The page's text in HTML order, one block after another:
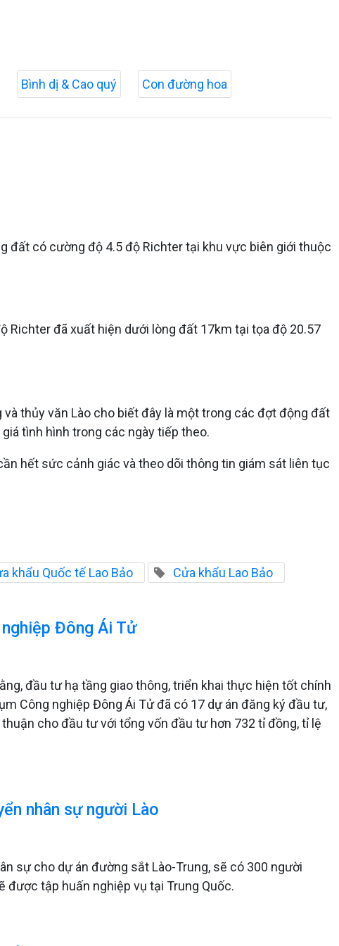
Bình dị & Cao quý Con đường hoa
đất có cường độ 4.5 độ Richter tại khu vực biên giới thuộc
Richter đã xuất hiện dưới lòng đất 17km tại tọa độ 20.57
thủy văn Lào cho biết đây là một trong các đợt động đất
tình hình trong các ngày tiếp theo.
hết sức cảnh giác và theo dõi thông tin giám sát liên tục
khẩu Quốc tế Lao Bảo Cửa khẩu Lao Bảo
Đông Ái Tử
đầu tư hạ tầng giao thông, triển khai thực hiện tốt chính
Công nghiệp Đông Ái Tử đã có 17 dự án đăng ký đầu tư,
cho đầu tư với tổng vốn đầu tư hơn 732 tỉ đồng, tỉ lệ
nhân sự người Lào
sự cho dự án đường sắt Lào-Trung, sẽ có 300 người
tập huấn nghiệp vụ tại Trung Quốc.